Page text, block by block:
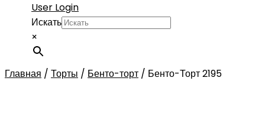
User Login
Искать
×
Главная / Торты / Бенто-торт / Бенто-Торт 2195